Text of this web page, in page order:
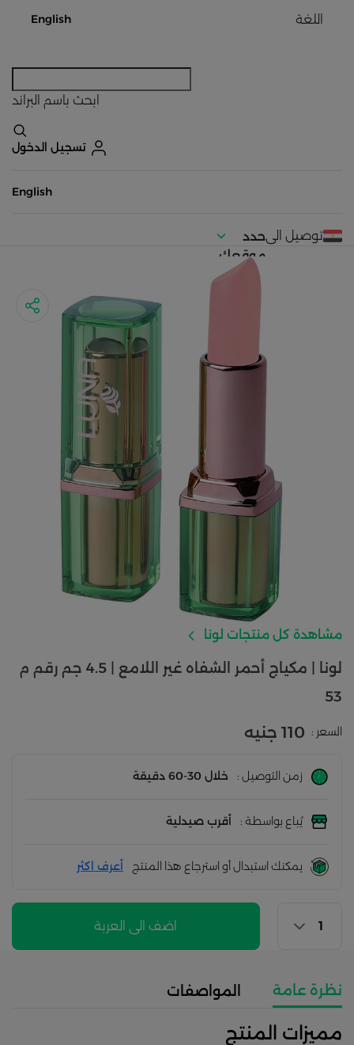
اللغة English
ابحث باسم البراند
تسجيل الدخول
English
توصيل الىحدد
موقعك
مشاهدة كل منتجات لونا
لونا | مكياج أحمر الشفاه غير اللامع | 4.5 جم رقم م
53
السعر : 110 جنيه
زمن التوصيل : خلال 30-60 دقيقة
يُباع بواسطة : أقرب صيدلية
يمكنك استبدال أو استرجاع هذا المنتج أعرف اكثر
اضف الى العربة
نظرة عامة المواصفات
مميزات المنتج